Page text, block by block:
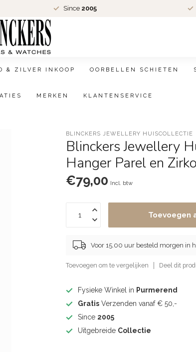
Since 2005
& ZILVER INKOOP OORBELLEN SCHIETEN
MERKEN KLANTENSERVICE
BLINCKERS JEWELLERY HUISCOLLECTIE
Blinckers Jewellery
Hanger Parel en
€79,00 Incl. btw
Toevoegen
Voor 15.00 uur besteld morgen in
Toevoegen om te vergelijken Deel dit
Fysieke Winkel in Purmerend
Gratis Verzenden vanaf € 50,-
Since 2005
Uitgebreide Collectie